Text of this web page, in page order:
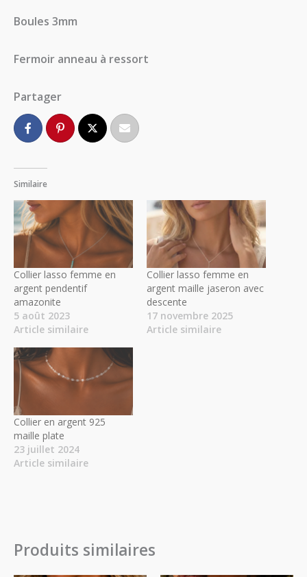
Boules 3mm
Fermoir anneau à ressort
Partager
Similaire
Collier lasso femme en
argent pendentif
amazonite
5 août 2023
Article similaire
Collier lasso femme en
argent maille jaseron avec
descente
17 novembre 2025
Article similaire
Collier en argent 925
maille plate
23 juillet 2024
Article similaire
Produits similaires